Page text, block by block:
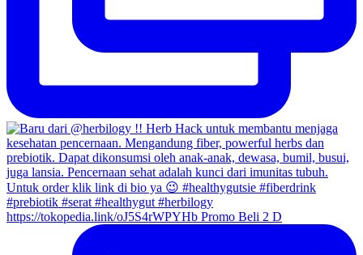
https://tokopedia.link/oJ5S4rWPYHb Promo Beli 2 D